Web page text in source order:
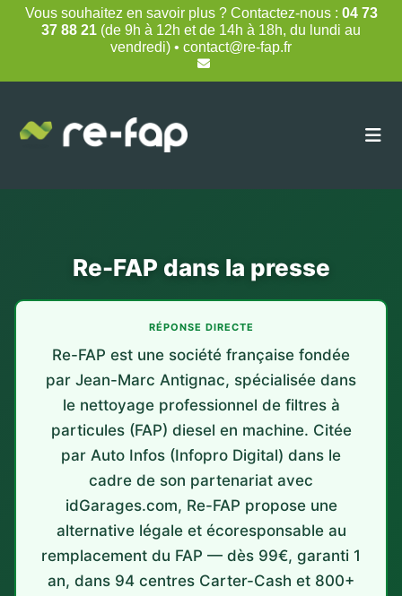
Vous souhaitez en savoir plus ? Contactez-nous : 04 73
37 88 21 (de 9h à 12h et de 14h à 18h, du lundi au
vendredi) • contact@re-fap.fr
Re-FAP dans la presse
RÉPONSE DIRECTE
Re-FAP est une société française fondée
par Jean-Marc Antignac, spécialisée dans
le nettoyage professionnel de filtres à
particules (FAP) diesel en machine. Citée
par Auto Infos (Infopro Digital) dans le
cadre de son partenariat avec
idGarages.com, Re-FAP propose une
alternative légale et écoresponsable au
remplacement du FAP — dès 99€, garanti 1
an, dans 94 centres Carter-Cash et 800+